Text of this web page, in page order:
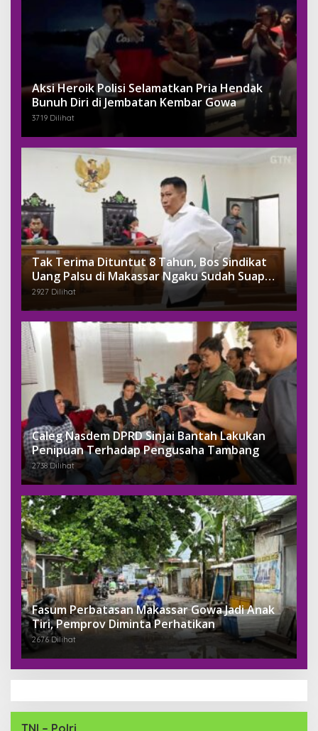
Aksi Heroik Polisi Selamatkan Pria Hendak
Bunuh Diri di Jembatan Kembar Gowa
3719 Dilihat
Tak Terima Dituntut 8 Tahun, Bos Sindikat
Uang Palsu di Makassar Ngaku Sudah Suap
Jaksa Dengan Miliaran
2927 Dilihat
Caleg Nasdem DPRD Sinjai Bantah Lakukan
Penipuan Terhadap Pengusaha Tambang
2738 Dilihat
Fasum Perbatasan Makassar Gowa Jadi Anak
Tiri, Pemprov Diminta Perhatikan
2676 Dilihat